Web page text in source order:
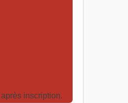
inscription.